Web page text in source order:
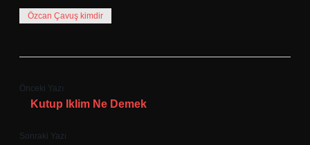
Özcan Çavuş kimdir
Önceki Yazı
Kutup Iklim Ne Demek
Sonraki Yazı